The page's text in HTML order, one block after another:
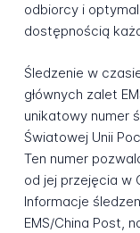
odbiorcy i
dostępnością
Śledzenie w
głównych zalet
unikatowy numer
Światowej Unii
Ten numer
od jej przejęcia w
Informacje
EMS/China Post,